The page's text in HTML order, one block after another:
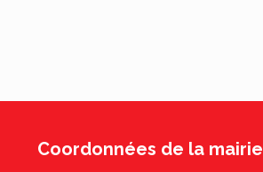
Coordonnées de la mairie